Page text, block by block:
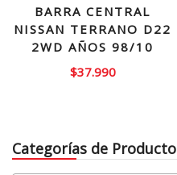
BARRA CENTRAL
NISSAN TERRANO D22
2WD AÑOS 98/10
$37.990
Categorías de Producto